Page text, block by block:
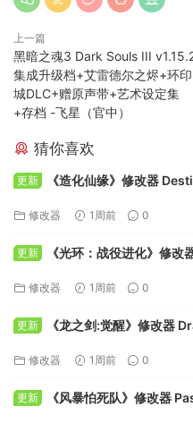
上一篇
黑暗之魂3 Dark Souls III
集成升级档+艾雷德尔之烬+环印
城DLC+赠原声带+艺术设定集
+存档 -飞星（官中）
猜你喜欢
更新 《造化仙缘》修改器
修改器 1周前 0
更新
《光环：战役进化》修
修改器 1周前 0
更新
《龙之剑:觉醒》修改器
修改器 1周前 0
更新 《风暴怕死队》修改器